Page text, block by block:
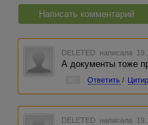
Написать комментарий
DELETED написала
А документы тоже
Ответить /
DELETED написала